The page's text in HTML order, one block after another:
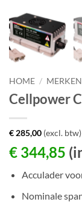
HOME / MERKEN
Cellpower
€ 285,00 (excl. btw)
€ 344,85
Acculader
Nominale